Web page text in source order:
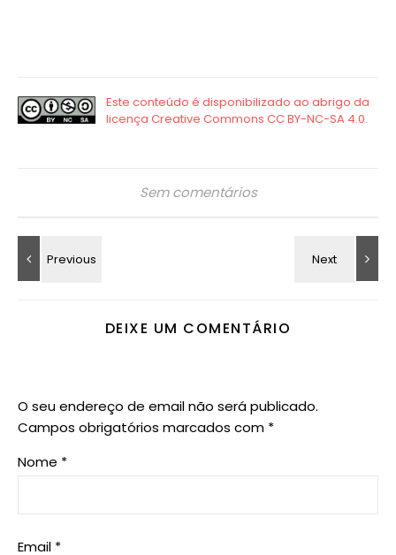
Sem comentários
DEIXE UM COMENTÁRIO
O seu endereço de email não será publicado.
Campos obrigatórios marcados com *
Nome *
Email *